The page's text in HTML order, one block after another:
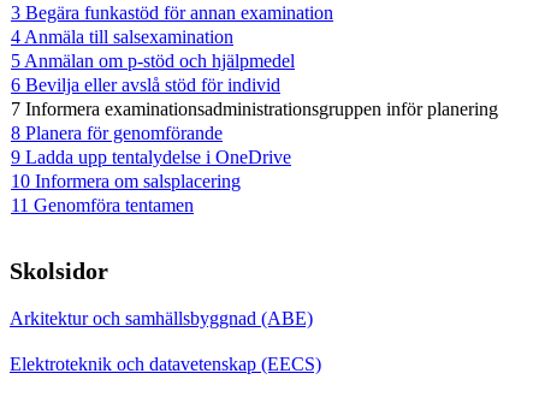
3 Begära funkastöd för annan examination
4 Anmäla till salsexamination
5 Anmälan om p-stöd och hjälpmedel
6 Bevilja eller avslå stöd för individ
7 Informera examinationsadministrationsgruppen inför planering
8 Planera för genomförande
9 Ladda upp tentalydelse i OneDrive
10 Informera om salsplacering
11 Genomföra tentamen
Skolsidor
Arkitektur och samhällsbyggnad (ABE)
Elektroteknik och datavetenskap (EECS)